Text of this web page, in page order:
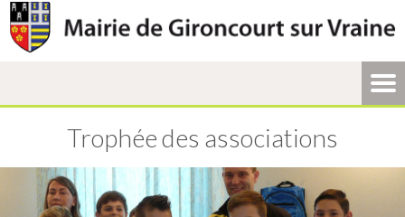
Trophée des associations